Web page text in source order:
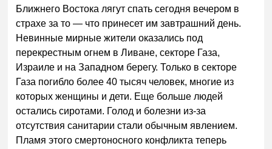
Ближнего Востока лягут спать сегодня вечером в
страхе за то — что принесет им завтрашний день.
Невинные мирные жители оказались под
перекрестным огнем в Ливане, секторе Газа,
Израиле и на Западном берегу. Только в секторе
Газа погибло более 40 тысяч человек, многие из
которых женщины и дети. Еще больше людей
остались сиротами. Голод и болезни из-за
отсутствия санитарии стали обычным явлением.
Пламя этого смертоносного конфликта теперь